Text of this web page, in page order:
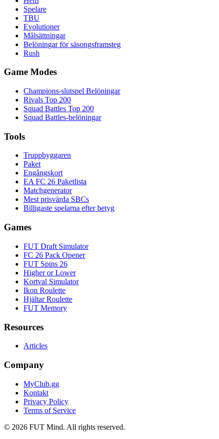
Spelare
TBU
Evolutioner
Målsättningar
Belöningar för säsongsframsteg
Rush
Game Modes
Champions-slutspel Belöningar
Rivals Top 200
Squad Battles Top 200
Squad Battles-belöningar
Tools
Truppbyggaren
Paket
Engångskort
EA FC 26 Paketlista
Matchgenerator
Mest prisvärda SBCs
Billigaste spelarna efter betyg
Games
FUT Draft Simulator
FC 26 Pack Opener
FUT Spins 26
Higher or Lower
Kortval Simulator
Ikon Roulette
Hjältar Roulette
FUT Memory
Resources
Articles
Company
MyClub.gg
Kontakt
Privacy Policy
Terms of Service
© 2026 FUT Mind. All rights reserved.